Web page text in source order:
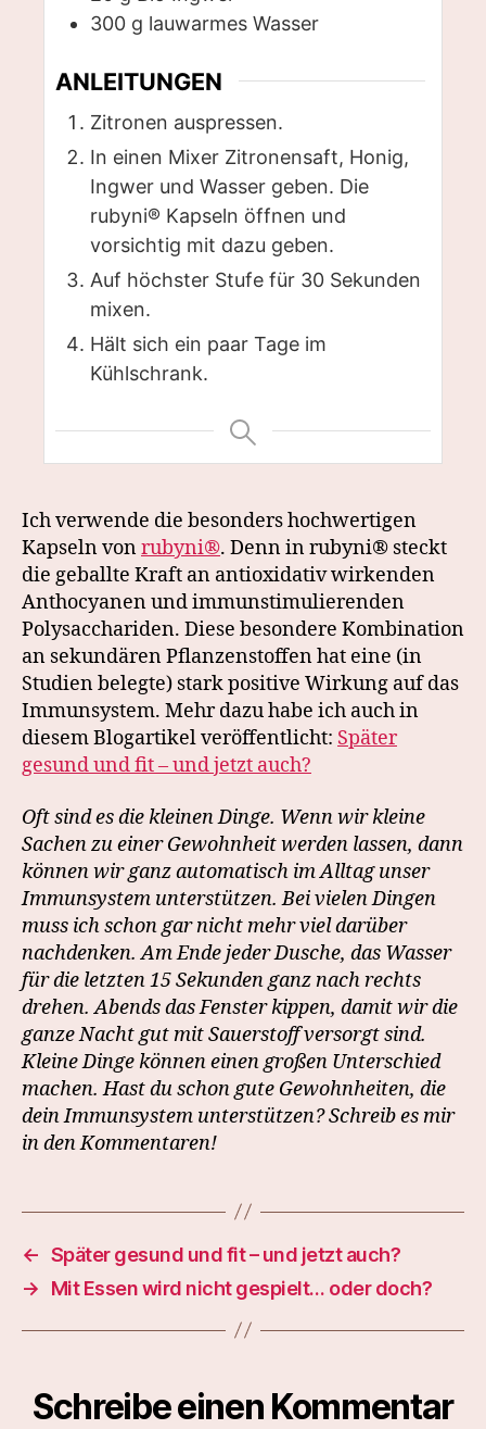
300 g lauwarmes Wasser
ANLEITUNGEN
Zitronen auspressen.
In einen Mixer Zitronensaft, Honig,
Ingwer und Wasser geben. Die
rubyni® Kapseln öffnen und
vorsichtig mit dazu geben.
Auf höchster Stufe für 30 Sekunden
mixen.
Hält sich ein paar Tage im
Kühlschrank.
Ich verwende die besonders hochwertigen
Kapseln vonrubyni®. Denn in rubyni® steckt
die geballte Kraft an antioxidativ wirkenden
Anthocyanen und immunstimulierenden
Polysacchariden. Diese besondere Kombination
an sekundären Pflanzenstoffen hat eine (in
Studien belegte) stark positive Wirkung auf das
Immunsystem. Mehr dazu habe ich auch in
diesem Blogartikel veröffentlicht: Später
gesund und fit – und jetzt auch?
Oft sind es die kleinen Dinge. Wenn wir kleine
Sachen zu einer Gewohnheit werden lassen, dann
können wir ganz automatisch im Alltag unser
Immunsystem unterstützen. Bei vielen Dingen
muss ich schon gar nicht mehr viel darüber
nachdenken. Am Ende jeder Dusche, das Wasser
für die letzten 15 Sekunden ganz nach rechts
drehen. Abends das Fenster kippen, damit wir die
ganze Nacht gut mit Sauerstoff versorgt sind.
Kleine Dinge können einen großen Unterschied
machen. Hast du schon gute Gewohnheiten, die
dein Immunsystem unterstützen? Schreib es mir
in den Kommentaren!
← Später gesund und fit – und jetzt auch?
→
Mit Essen wird nicht gespielt… oder doch?
Schreibe einen Kommentar